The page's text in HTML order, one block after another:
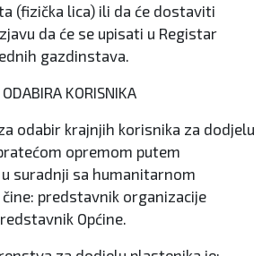
(fizička lica) ili da će dostaviti
da će se upisati u Registar
gazdinstava.
KORISNIKA
odabir krajnjih korisnika za dodjelu
opremom putem
suradnji sa humanitarnom
predstavnik organizacije
Općine.